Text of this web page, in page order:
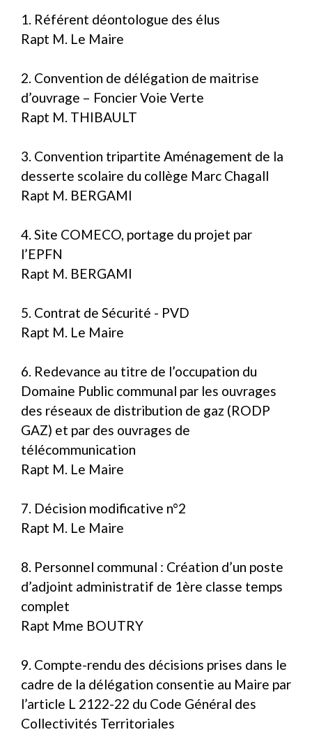
1. Référent déontologue des élus
Rapt M. Le Maire
2. Convention de délégation de maitrise
d’ouvrage – Foncier Voie Verte
Rapt M. THIBAULT
3. Convention tripartite Aménagement de la
desserte scolaire du collège Marc Chagall
Rapt M. BERGAMI
4. Site COMECO, portage du projet par
l’EPFN
Rapt M. BERGAMI
5. Contrat de Sécurité - PVD
Rapt M. Le Maire
6. Redevance au titre de l’occupation du
Domaine Public communal par les ouvrages
des réseaux de distribution de gaz (RODP
GAZ) et par des ouvrages de
télécommunication
Rapt M. Le Maire
7. Décision modificative n°2
Rapt M. Le Maire
8. Personnel communal : Création d’un poste
d’adjoint administratif de 1ère classe temps
complet
Rapt Mme BOUTRY
9. Compte-rendu des décisions prises dans le
cadre de la délégation consentie au Maire par
l’article L 2122-22 du Code Général des
Collectivités Territoriales